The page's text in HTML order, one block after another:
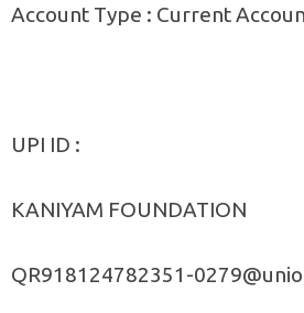
Account Type : Current
UPI ID :
KANIYAM FOUNDATION
QR918124782351-